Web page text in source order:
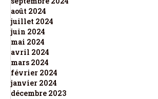
août 2024
juillet 2024
juin 2024
mai 2024
avril 2024
mars 2024
février 2024
janvier 2024
décembre 2023